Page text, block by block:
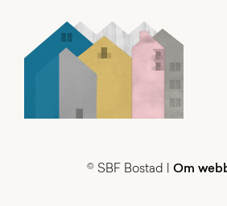
© SBF Bostad | Om